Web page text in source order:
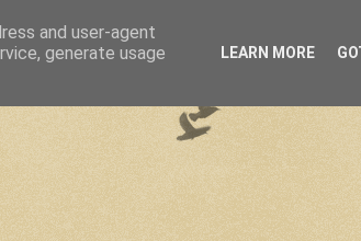
and user-agent
generate usage
LEARN MORE